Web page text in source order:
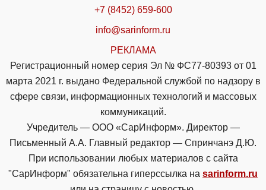
+7 (8452) 659-600
info@sarinform.ru
РЕКЛАМА
Регистрационный номер серия Эл № ФС77-80393 от 01
марта 2021 г. выдано Федеральной службой по надзору в
сфере связи, информационных технологий и массовых
коммуникаций.
Учредитель — ООО «СарИнформ». Директор —
Письменный А.А. Главный редактор — Спринчанэ Д.Ю.
При использовании любых материалов с сайта
"СарИнформ" обязательна гиперссылка на sarinform.ru